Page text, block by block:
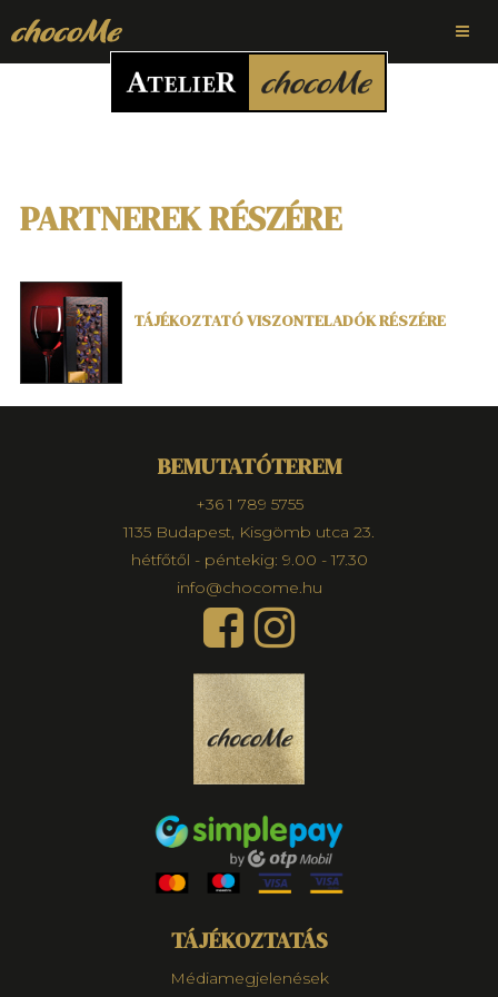
PARTNEREK RÉSZÉRE
TÁJÉKOZTATÓ VISZONTELADÓK RÉSZÉRE
BEMUTATÓTEREM
+36 1 789 5755
1135 Budapest, Kisgömb utca 23.
hétfőtől - péntekig: 9.00 - 17.30
info@chocome.hu
TÁJÉKOZTATÁS
Médiamegjelenések